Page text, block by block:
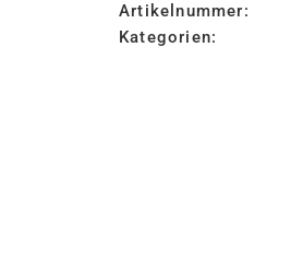
Artikelnummer:
Kategorien: